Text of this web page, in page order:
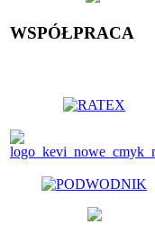
WSPÓŁPRACA